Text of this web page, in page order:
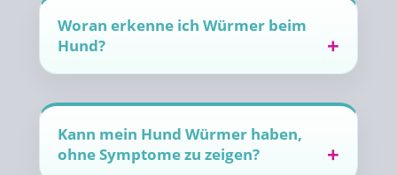
Woran erkenne ich Würmer beim
Hund?
Kann mein Hund Würmer haben,
ohne Symptome zu zeigen?